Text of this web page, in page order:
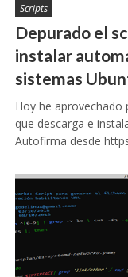
Scripts
Depurado el
instalar
sistemas
Hoy he aprovechado
que descarga e
Autofirma desde